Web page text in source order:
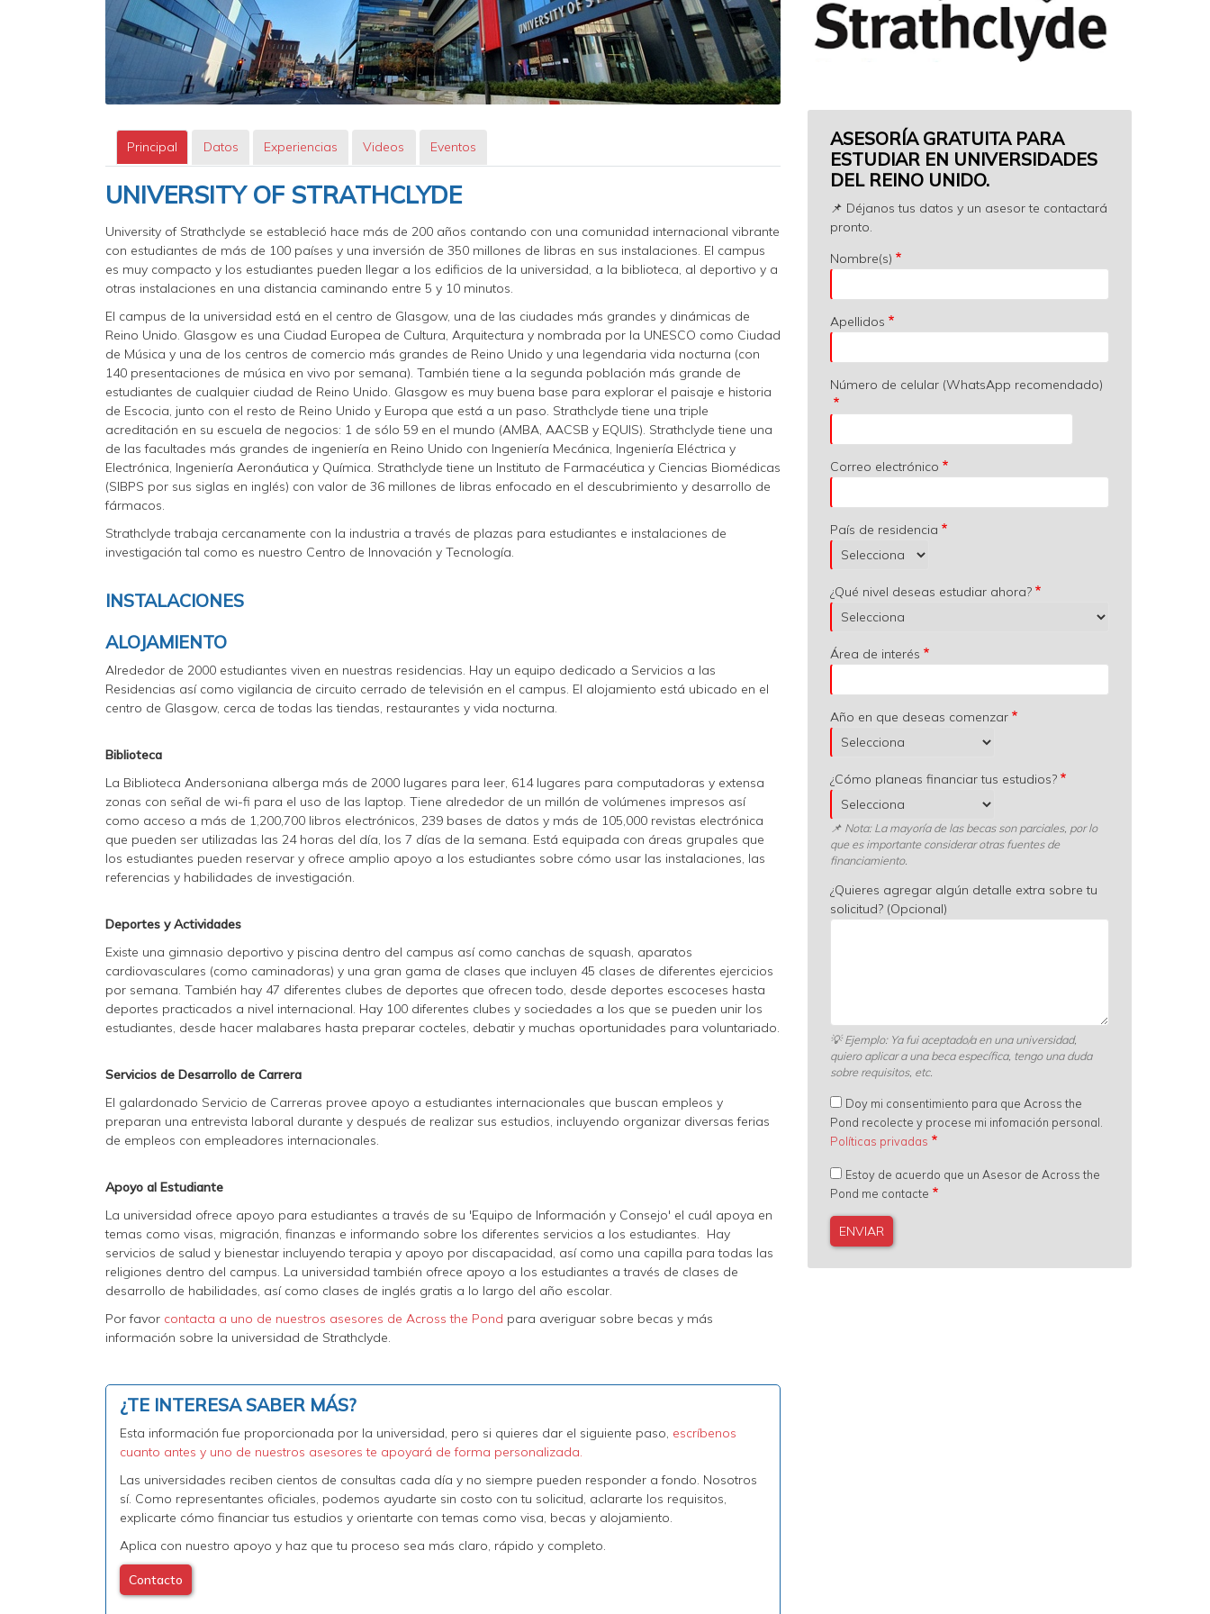
Principal Datos Experiencias Videos Eventos
UNIVERSITY OF STRATHCLYDE
University of Strathclyde se estableció hace más de 200 años contando con una comunidad internacional vibrante
con estudiantes de más de 100 países y una inversión de 350 millones de libras en sus instalaciones. El campus
es muy compacto y los estudiantes pueden llegar a los edificios de la universidad, a la biblioteca, al deportivo y a
otras instalaciones en una distancia caminando entre 5 y 10 minutos.
El campus de la universidad está en el centro de Glasgow, una de las ciudades más grandes y dinámicas de
Reino Unido. Glasgow es una Ciudad Europea de Cultura, Arquitectura y nombrada por la UNESCO como Ciudad
de Música y una de los centros de comercio más grandes de Reino Unido y una legendaria vida nocturna (con
140 presentaciones de música en vivo por semana). También tiene a la segunda población más grande de
estudiantes de cualquier ciudad de Reino Unido. Glasgow es muy buena base para explorar el paisaje e historia
de Escocia, junto con el resto de Reino Unido y Europa que está a un paso. Strathclyde tiene una triple
acreditación en su escuela de negocios: 1 de sólo 59 en el mundo (AMBA, AACSB y EQUIS). Strathclyde tiene una
de las facultades más grandes de ingeniería en Reino Unido con Ingeniería Mecánica, Ingeniería Eléctrica y
Electrónica, Ingeniería Aeronáutica y Química. Strathclyde tiene un Instituto de Farmacéutica y Ciencias Biomédicas
(SIBPS por sus siglas en inglés) con valor de 36 millones de libras enfocado en el descubrimiento y desarrollo de
fármacos.
Strathclyde trabaja cercanamente con la industria a través de plazas para estudiantes e instalaciones de
investigación tal como es nuestro Centro de Innovación y Tecnología.
INSTALACIONES
ALOJAMIENTO
Alrededor de 2000 estudiantes viven en nuestras residencias. Hay un equipo dedicado a Servicios a las
Residencias así como vigilancia de circuito cerrado de televisión en el campus. El alojamiento está ubicado en el
centro de Glasgow, cerca de todas las tiendas, restaurantes y vida nocturna.
Biblioteca
La Biblioteca Andersoniana alberga más de 2000 lugares para leer, 614 lugares para computadoras y extensa
zonas con señal de wi-fi para el uso de las laptop. Tiene alrededor de un millón de volúmenes impresos así
como acceso a más de 1,200,700 libros electrónicos, 239 bases de datos y más de 105,000 revistas electrónica
que pueden ser utilizadas las 24 horas del día, los 7 días de la semana. Está equipada con áreas grupales que
los estudiantes pueden reservar y ofrece amplio apoyo a los estudiantes sobre cómo usar las instalaciones, las
referencias y habilidades de investigación.
Deportes y Actividades
Existe una gimnasio deportivo y piscina dentro del campus así como canchas de squash, aparatos
cardiovasculares (como caminadoras) y una gran gama de clases que incluyen 45 clases de diferentes ejercicios
por semana. También hay 47 diferentes clubes de deportes que ofrecen todo, desde deportes escoceses hasta
deportes practicados a nivel internacional. Hay 100 diferentes clubes y sociedades a los que se pueden unir los
estudiantes, desde hacer malabares hasta preparar cocteles, debatir y muchas oportunidades para voluntariado.
Servicios de Desarrollo de Carrera
El galardonado Servicio de Carreras provee apoyo a estudiantes internacionales que buscan empleos y
preparan una entrevista laboral durante y después de realizar sus estudios, incluyendo organizar diversas ferias
de empleos con empleadores internacionales.
Apoyo al Estudiante
La universidad ofrece apoyo para estudiantes a través de su 'Equipo de Información y Consejo' el cuál apoya en
temas como visas, migración, finanzas e informando sobre los diferentes servicios a los estudiantes. Hay
servicios de salud y bienestar incluyendo terapia y apoyo por discapacidad, así como una capilla para todas las
religiones dentro del campus. La universidad también ofrece apoyo a los estudiantes a través de clases de
desarrollo de habilidades, así como clases de inglés gratis a lo largo del año escolar.
Por favor contacta a uno de nuestros asesores de Across the Pond para averiguar sobre becas y más
información sobre la universidad de Strathclyde.
¿TE INTERESA SABER MÁS?
Esta información fue proporcionada por la universidad, pero si quieres dar el siguiente paso, escríbenos
cuanto antes y uno de nuestros asesores te apoyará de forma personalizada.
Las universidades reciben cientos de consultas cada día y no siempre pueden responder a fondo. Nosotros
sí. Como representantes oficiales, podemos ayudarte sin costo con tu solicitud, aclararte los requisitos,
explicarte cómo financiar tus estudios y orientarte con temas como visa, becas y alojamiento.
Aplica con nuestro apoyo y haz que tu proceso sea más claro, rápido y completo.
Contacto
ASESORÍA GRATUITA PARA
ESTUDIAR EN UNIVERSIDADES
DEL REINO UNIDO.
📌 Déjanos tus datos y un asesor te contactará
pronto.
Nombre(s)
Apellidos
Número de celular (WhatsApp recomendado)
Correo electrónico
País de residencia
¿Qué nivel deseas estudiar ahora?
Área de interés
Año en que deseas comenzar
¿Cómo planeas financiar tus estudios?
📌 Nota: La mayoría de las becas son parciales, por lo
que es importante considerar otras fuentes de
financiamiento.
¿Quieres agregar algún detalle extra sobre tu
solicitud? (Opcional)
💡Ejemplo: Ya fui aceptado/a en una universidad,
quiero aplicar a una beca específica, tengo una duda
sobre requisitos, etc.
Doy mi consentimiento para que Across the
Pond recolecte y procese mi infomación personal.
Políticas privadas
Estoy de acuerdo que un Asesor de Across the
Pond me contacte